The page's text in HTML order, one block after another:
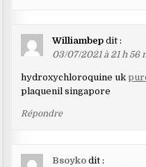
Williambep dit :
03/07/2021 à 21 h 56
hydroxychloroquine uk
plaquenil singapore
Répondre
Bsoyko dit :